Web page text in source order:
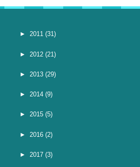
► 2011 (31)
► 2012 (21)
► 2013 (29)
► 2014 (9)
► 2015 (5)
► 2016 (2)
► 2017 (3)